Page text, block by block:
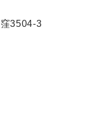
3504-3